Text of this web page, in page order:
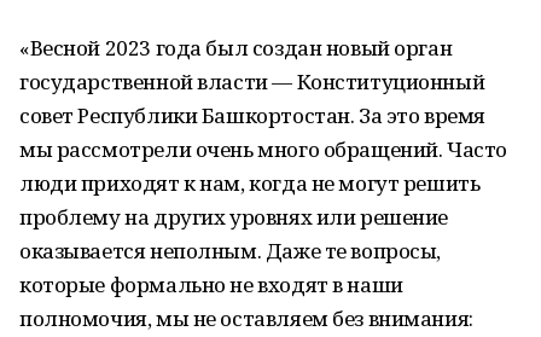
«Весной 2023 года был создан новый орган
государственной власти — Конституционный
совет Республики Башкортостан. За это время
мы рассмотрели очень много обращений. Часто
люди приходят к нам, когда не могут решить
проблему на других уровнях или решение
оказывается неполным. Даже те вопросы,
которые формально не входят в наши
полномочия, мы не оставляем без внимания: